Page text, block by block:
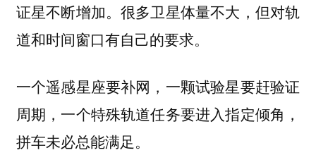
证星不断增加。很多卫星体量不大，但对轨
道和时间窗口有自己的要求。
一个遥感星座要补网，一颗试验星要赶验证
周期，一个特殊轨道任务要进入指定倾角，
拼车未必总能满足。